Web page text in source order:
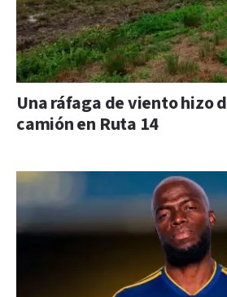
Una ráfaga de viento hizo
camión en Ruta 14